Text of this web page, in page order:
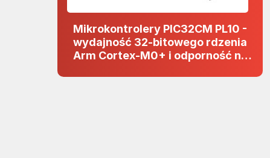
Mikrokontrolery PIC32CM PL10 -
wydajność 32-bitowego rdzenia
Arm Cortex-M0+ i odporność na